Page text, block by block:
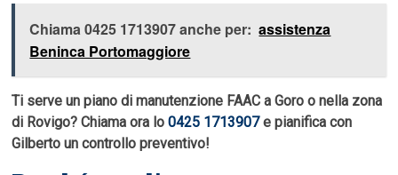
Chiama 0425 1713907 anche per: assistenza
Beninca Portomaggiore
Ti serve un piano di manutenzione FAAC a Goro o nella zona
di Rovigo? Chiama ora lo0425 1713907e pianifica con
Gilberto un controllo preventivo!